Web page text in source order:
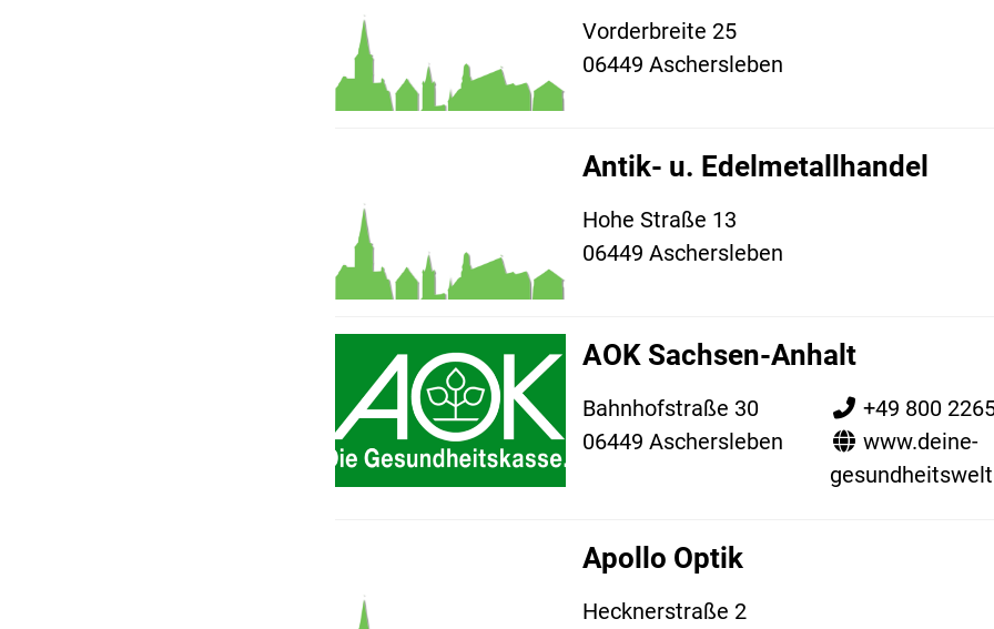
Vorderbreite 25
06449 Aschersleben
Antik- u. Edelmetallhandel
Hohe Straße 13
06449 Aschersleben
AOK Sachsen-Anhalt
Bahnhofstraße 30
06449 Aschersleben
+49 800
www.deine-
Apollo Optik
Hecknerstraße 2